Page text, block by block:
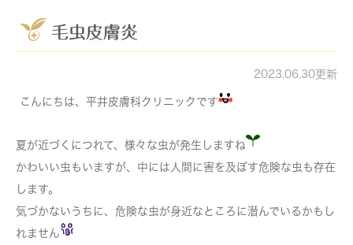
毛虫皮膚炎
2023.06.30更新
こんにちは、平井皮膚科クリニックです
夏が近づくにつれて、様々な虫が発生しますね
かわいい虫もいますが、中には人間に害を及ぼす危険な虫も存在
します。
気づかないうちに、危険な虫が身近なところに潜んでいるかもし
れません